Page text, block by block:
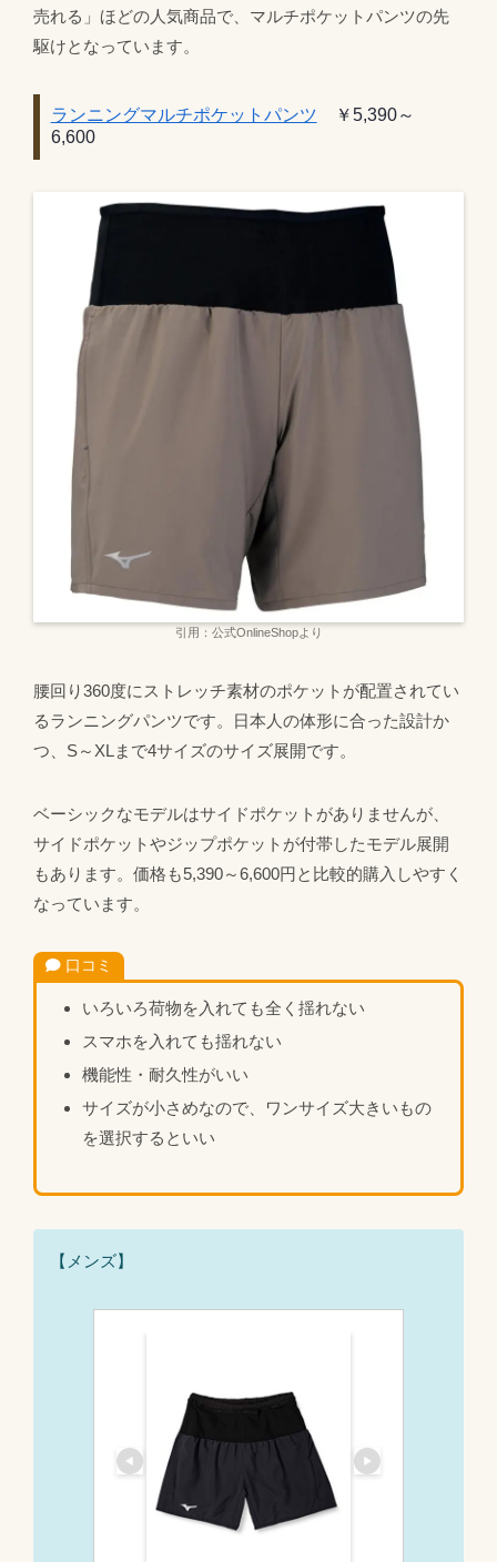
売れる」ほどの人気商品で、マルチポケットパンツの先
駆けとなっています。
ランニングマルチポケットパンツ ￥5,390～
6,600
引用：公式OnlineShopより
腰回り360度にストレッチ素材のポケットが配置されてい
るランニングパンツです。日本人の体形に合った設計か
つ、S～XLまで4サイズのサイズ展開です。
ベーシックなモデルはサイドポケットがありませんが、
サイドポケットやジップポケットが付帯したモデル展開
もあります。価格も5,390～6,600円と比較的購入しやすく
なっています。
口コミ
いろいろ荷物を入れても全く揺れない
スマホを入れても揺れない
機能性・耐久性がいい
サイズが小さめなので、ワンサイズ大きいもの
を選択するといい
【メンズ】